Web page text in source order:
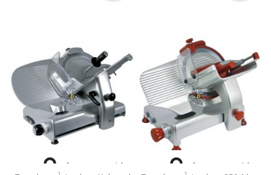
 Aperçu rapide  Aperçu rapide